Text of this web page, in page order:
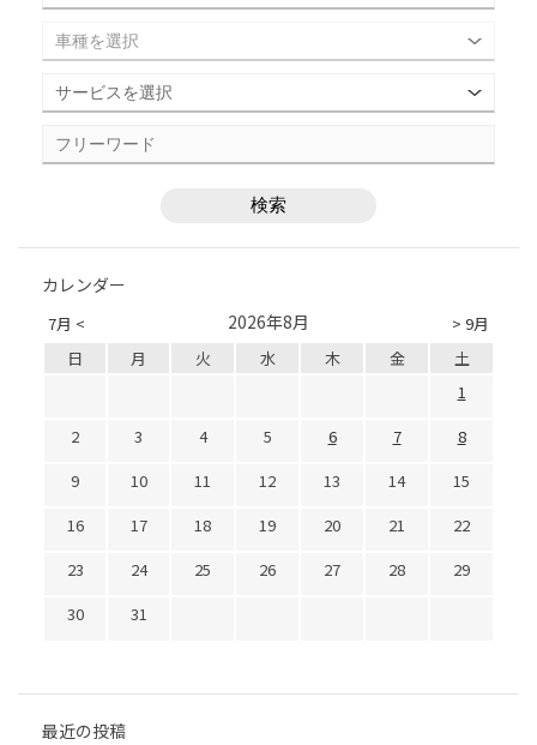
カレンダー
7月 < > 9月
2026年8月
日 月 火 水 木 金
土
1
2
3 4 5 6 7
8
9
10 11 12 13 14
15
16
17 18 19 20 21
22
23
24 25 26 27 28
29
30
31
最近の投稿